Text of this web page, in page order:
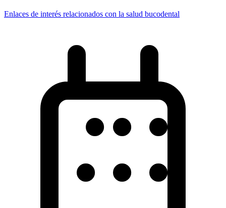
Enlaces de interés relacionados con la salud bucodental